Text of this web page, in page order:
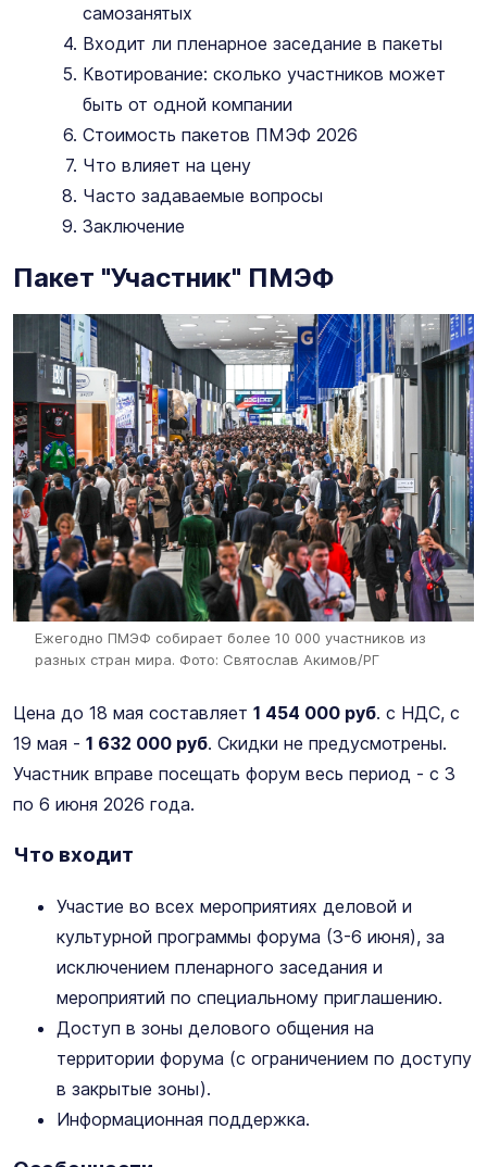
самозанятых
Входит ли пленарное заседание в пакеты
Квотирование: сколько участников может
быть от одной компании
Стоимость пакетов ПМЭФ 2026
Что влияет на цену
Часто задаваемые вопросы
Заключение
Пакет "Участник" ПМЭФ
Ежегодно ПМЭФ собирает более 10 000 участников из
разных стран мира. Фото: Святослав Акимов/РГ
Цена до 18 мая составляет 1 454 000 руб. с НДС, с
19 мая - 1 632 000 руб. Скидки не предусмотрены.
Участник вправе посещать форум весь период - с 3
по 6 июня 2026 года.
Что входит
Участие во всех мероприятиях деловой и
культурной программы форума (3-6 июня), за
исключением пленарного заседания и
мероприятий по специальному приглашению.
Доступ в зоны делового общения на
территории форума (с ограничением по доступу
в закрытые зоны).
Информационная поддержка.